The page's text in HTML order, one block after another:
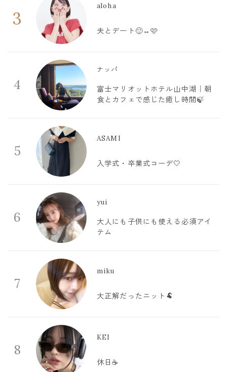
3
aloha
夫とデート🙂‍↔️🩷
4
ナッパ
富士マリオットホテル山中湖｜朝
食とカフェで感じた癒し時間🍃
5
ASAMI
入学式・卒業式コーデ🤍
6
yui
大人にも子供にも使える必須アイ
テム
7
miku
大正解だったニット🐏
8
KEI
休日☕️